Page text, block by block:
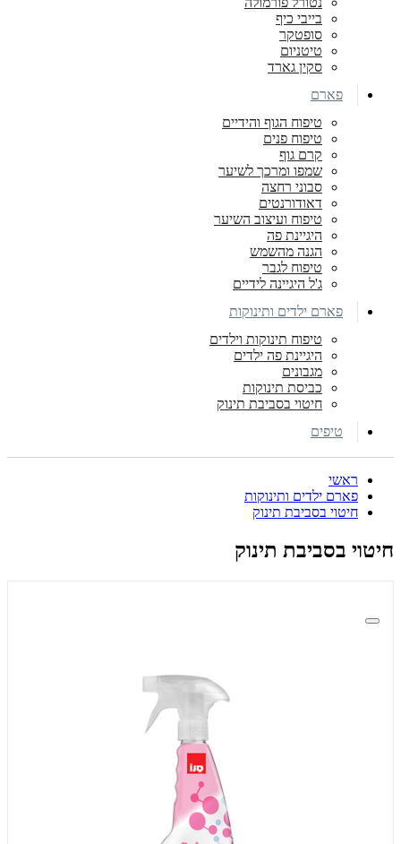
בייבי כיף
סופטקר
טיטניום
סקין גארד
פארם
טיפוח הגוף והידיים
טיפוח פנים
קרם גוף
שמפו ומרכך לשיער
סבוני רחצה
דאודורנטים
טיפוח ועיצוב השיער
היגיינת פה
הגנה מהשמש
טיפוח לגבר
ג'ל היגיינה לידיים
פארם ילדים ותינוקות
טיפוח תינוקות וילדים
היגיינת פה ילדים
מגבונים
כביסת תינוקות
חיטוי בסביבת תינוק
טיפים
ראשי
פארם ילדים ותינוקות
חיטוי בסביבת תינוק
חיטוי בסביבת תינוק